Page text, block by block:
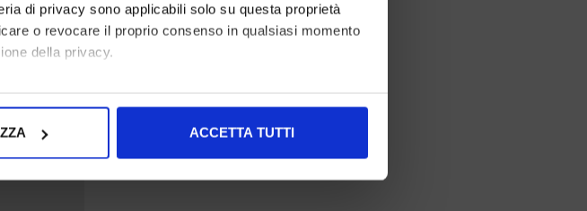
di privacy sono applicabili solo su questa proprietà
o revocare il proprio consenso in qualsiasi momento
della privacy.
ricerca di caratteristiche specifiche (impronte
ACCETTA TUTTI